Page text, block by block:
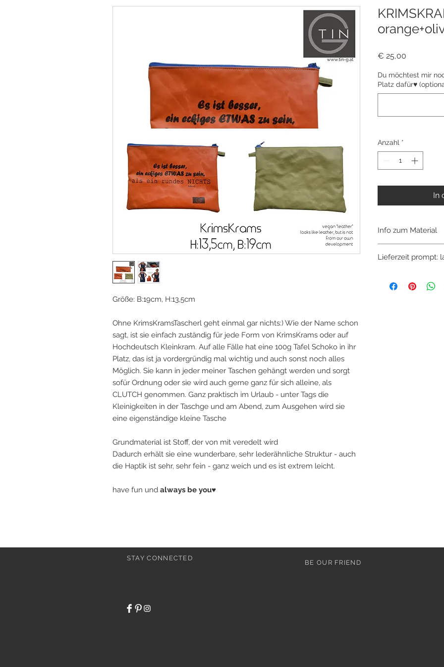
Größe: B:19cm, H:13,5cm
Ohne KrimsKramsTascherl geht einmal gar nichts:) Wie der Name schon
sagt, ist sie einfach zuständig für jede Form von KrimsKrams oder auf
Hochdeutsch Kleinkram. Auf alle Fälle hat eine 100g Tafel Schoko in ihr
Platz, das ist ja vordergründig mal wichtig und auch sonst noch alles
Möglich. Sie kann in jeder meiner Taschen gehängt werden und sorgt
sofür Ordnung oder sie wird auch gerne ganz für sich alleine, als
CLUTCH genommen. Ganz praktisch im Urlaub - unter Tags die
Kleinigkeiten in der Taschge und am Abend, zum Ausgehen wird sie
eine eigenständige kleine Tasche
Grundmaterial ist Stoff, der von mit veredelt wird
Dadurch erhält sie eine wunderbare, sehr lederähnliche Struktur - auch
die Haptik ist sehr, sehr fein - ganz weich und es ist extrem leicht.
have fun und always be you♥
€ 25,00
Du möchtest mir
Platz dafür♥
Anzahl *
In
Info zum Material
eigens
leicht.
wasserabweisend
Lieferzeit prompt:
STAY CONNECTED
BE OUR FRIEND